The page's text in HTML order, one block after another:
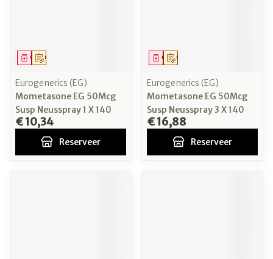
Op voorschrift
Geneesmiddel
Eurogenerics (EG)
Mometasone EG 50Mcg
Susp Neusspray 1 X 140
€ 10,34
Reserveer
Op voorschrift
Geneesmiddel
Eurogenerics (EG)
Mometasone EG 50Mcg
Susp Neusspray 3 X 140
€ 16,88
Reserveer